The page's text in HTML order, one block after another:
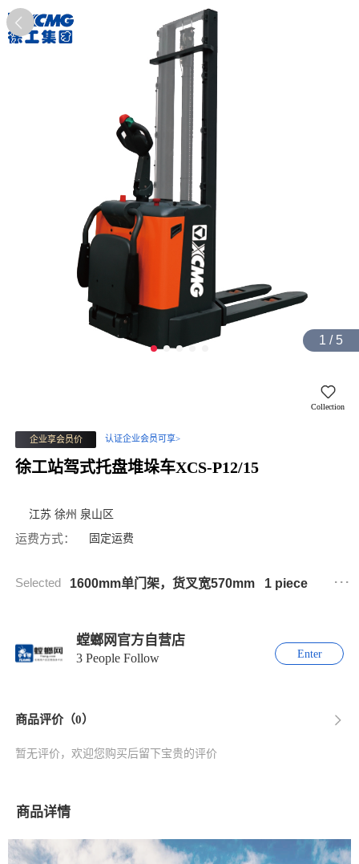
1 / 5
Collection
企业享会员价 认证企业会员可享>
徐工站驾式托盘堆垛车XCS-P12/15
江苏 徐州 泉山区
运费方式： 固定运费
Selected 1600mm单门架，货叉宽570mm 1 piece ...
螳螂网官方自营店
3 People Follow Enter
商品评价（0）
暂无评价，欢迎您购买后留下宝贵的评价
商品详情